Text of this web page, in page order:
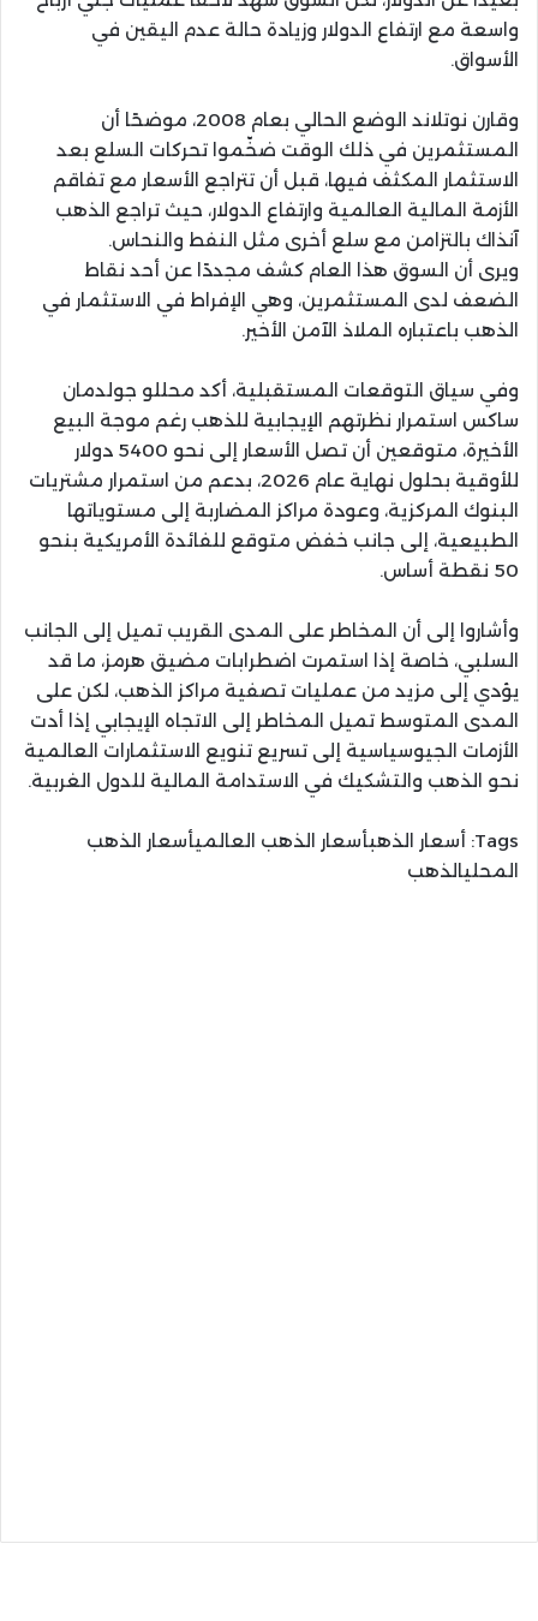
واسعة مع ارتفاع الدولار وزيادة حالة عدم اليقين في
الأسواق.
وقارن نوتلاند الوضع الحالي بعام 2008، موضحًا أن
المستثمرين في ذلك الوقت ضخّموا تحركات السلع بعد
الاستثمار المكثف فيها، قبل أن تتراجع الأسعار مع تفاقم
الأزمة المالية العالمية وارتفاع الدولار، حيث تراجع الذهب
آنذاك بالتزامن مع سلع أخرى مثل النفط والنحاس.
ويرى أن السوق هذا العام كشف مجددًا عن أحد نقاط
الضعف لدى المستثمرين، وهي الإفراط في الاستثمار في
الذهب باعتباره الملاذ الآمن الأخير.
وفي سياق التوقعات المستقبلية، أكد محللو جولدمان
ساكس استمرار نظرتهم الإيجابية للذهب رغم موجة البيع
الأخيرة، متوقعين أن تصل الأسعار إلى نحو 5400 دولار
للأوقية بحلول نهاية عام 2026، بدعم من استمرار مشتريات
البنوك المركزية، وعودة مراكز المضاربة إلى مستوياتها
الطبيعية، إلى جانب خفض متوقع للفائدة الأمريكية بنحو
50 نقطة أساس.
وأشاروا إلى أن المخاطر على المدى القريب تميل إلى الجانب
السلبي، خاصة إذا استمرت اضطرابات مضيق هرمز، ما قد
يؤدي إلى مزيد من عمليات تصفية مراكز الذهب، لكن على
المدى المتوسط تميل المخاطر إلى الاتجاه الإيجابي إذا أدت
الأزمات الجيوسياسية إلى تسريع تنويع الاستثمارات العالمية
نحو الذهب والتشكيك في الاستدامة المالية للدول الغربية.
Tags: أسعار الذهبأسعار الذهب العالميأسعار الذهب
المحليالذهب